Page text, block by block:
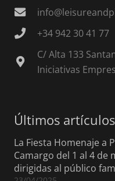
+34 942 30 41 77
C/ Alta 133
Iniciativas
Últimos artículos
La Fiesta Homenaje a
Camargo del 1 al 4 de
dirigidas al público